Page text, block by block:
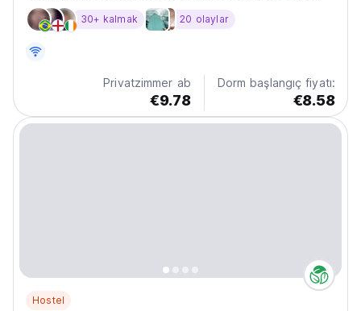
muhteşem Adamızın açık hava alanlarına önem veren
üst düzey bir butik kapsül hosteldir.
30+ kalmak 20 olaylar
Privatzimmer ab
€9.78
Dorm başlangıç fiyatı:
€8.58
Hostel